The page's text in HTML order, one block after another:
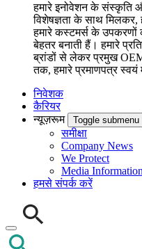
हमारे इनोवेशन के संस्कृति
विशेषज्ञता के साथ मिलकर,
हमारे कस्टमर्स के उपकरणों
बेहतर बनाती हैं। हमारे
ब्रांडों से लेकर प्रमुख
तक, हमारे प्रमाणपत्र स्वयं
निवेशक
कैरियर
न्यूज़रूम
Toggle submenu
समीक्षा
Company News
We Protect
Media Information
हमसे संपर्क करें